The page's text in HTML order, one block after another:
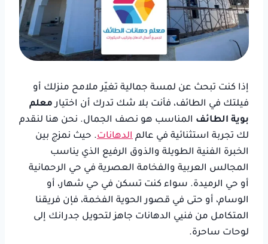
إذا كنت تبحث عن لمسة جمالية تغيّر ملامح منزلك أو
فيلتك في الطائف، فأنت بلا شك تدرك أن اختيارمعلم
بوية الطائف المناسب هو نصف الجمال. نحن هنا لنقدم
لك تجربة استثنائية في عالم الدهانات. حيث نمزج بين
الخبرة الفنية الطويلة والذوق الرفيع الذي يناسب
المجالس العربية والفخامة العصرية في حي الرحمانية
أو حي الرميدة. سواء كنت تسكن في حي شهار، أو
الوسام، أو حتى في قصور الحوية الفخمة، فإن فريقنا
المتكامل من فنيي الدهانات جاهز لتحويل جدرانك إلى
لوحات ساحرة.